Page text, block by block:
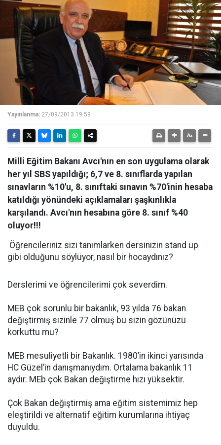
Yayınlanma: 27/09/2013 19:59
Milli Eğitim Bakanı Avcı'nın en son uygulama olarak
her yıl SBS yapıldığı; 6,7 ve 8. sınıflarda yapılan
sınavların %10'u, 8. sınıftaki sınavın %70'inin hesaba
katıldığı yönündeki açıklamaları şaşkınlıkla
karşılandı. Avcı'nın hesabına göre 8. sınıf %40
oluyor!!!
Öğrencileriniz sizi tanımlarken dersinizin stand up
gibi olduğunu söylüyor, nasıl bir hocaydınız?
Derslerimi ve öğrencilerimi çok severdim.
MEB çok sorunlu bir bakanlık, 93 yılda 76 bakan
değiştirmiş sizinle 77 olmuş bu sizin gözünüzü
korkuttu mu?
MEB mesuliyetli bir Bakanlık. 1980’in ikinci yarısında
HC Güzel’in danışmanıydım. Ortalama bakanlık 11
aydır. MEb çok Bakan değiştirme hızı yüksektir.
Çok Bakan değiştirmiş ama eğitim sistemimiz hep
eleştirildi ve alternatif eğitim kurumlarına ihtiyaç
duyuldu.